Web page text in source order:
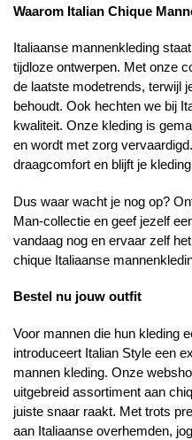
Waarom Italian Chique
Italiaanse mannenkleding
tijdloze ontwerpen. Met onze
de laatste modetrends, terwijl
behoudt. Ook hechten we bij
kwaliteit. Onze kleding is
en wordt met zorg
draagcomfort en blijft je
Dus waar wacht je nog op?
Man-collectie en geef jezelf
vandaag nog en ervaar zelf
chique Italiaanse
Bestel nu jouw outfit
Voor mannen die hun kleding
introduceert Italian Style een
mannen kleding. Onze
uitgebreid assortiment aan
juiste snaar raakt. Met trots
aan Italiaanse overhemden,